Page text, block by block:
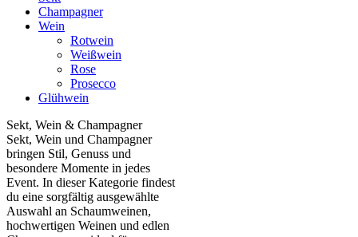
Champagner
Wein
Rotwein
Weißwein
Rose
Prosecco
Glühwein
Sekt, Wein & Champagner
Sekt, Wein und Champagner
bringen Stil, Genuss und
besondere Momente in jedes
Event. In dieser Kategorie findest
du eine sorgfältig ausgewählte
Auswahl an Schaumweinen,
hochwertigen Weinen und edlen